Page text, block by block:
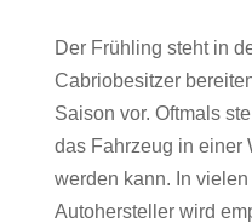
Der Frühling steht in
Cabriobesitzer
Saison vor. Oftmals
das Fahrzeug in einer
werden kann. In
Autohersteller wird